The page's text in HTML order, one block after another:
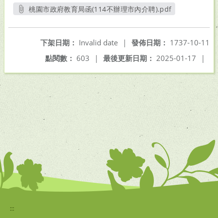
桃園市政府教育局函(114不辦理市內介聘).pdf
發佈日期： 1737-10-11
下架日期： Invalid date
|
最後更新日期： 2025-01-17 |
點閱數： 603 |
:::